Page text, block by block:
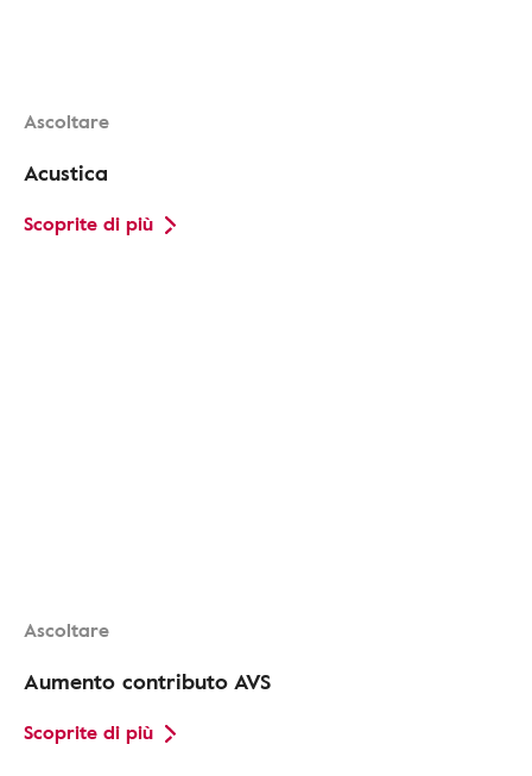
Ascoltare
Acustica
Scoprite di più
Ascoltare
Aumento contributo AVS
Scoprite di più